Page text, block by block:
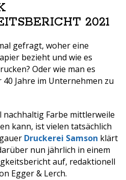
2021
gefragt, woher eine
bezieht und wie es
Oder wie man es
Jahre im Unternehmen zu
nachhaltig Farbe mittlerweile
kann, ist vielen tatsächlich
Druckerei Samson klärt
nun jährlich in einem
auf, redaktionell
Egger & Lerch.